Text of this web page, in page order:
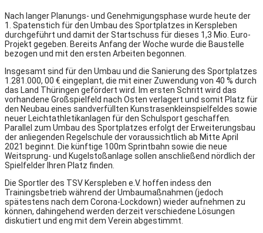
Nach langer Planungs- und Genehmigungsphase wurde heute der
1. Spatenstich für den Umbau des Sportplatzes in Kerspleben
durchgeführt und damit der Startschuss für dieses 1,3 Mio. Euro-
Projekt gegeben. Bereits Anfang der Woche wurde die Baustelle
bezogen und mit den ersten Arbeiten begonnen.
Insgesamt sind für den Umbau und die Sanierung des Sportplatzes
1.281.000, 00 € eingeplant, die mit einer Zuwendung von 40 % durch
das Land Thüringen gefördert wird. Im ersten Schritt wird das
vorhandene Großspielfeld nach Osten verlagert und somit Platz für
den Neubau eines sandverfüllten Kunstrasenkleinspielfeldes sowie
neuer Leichtathletikanlagen für den Schulsport geschaffen.
Parallel zum Umbau des Sportplatzes erfolgt der Erweiterungsbau
der anliegenden Regelschule der voraussichtlich ab Mitte April
2021 beginnt. Die künftige 100m Sprintbahn sowie die neue
Weitsprung- und Kugelstoßanlage sollen anschließend nördlich der
Spielfelder Ihren Platz finden.
Die Sportler des TSV Kerspleben e.V. hoffen indess den
Trainingsbetrieb während der Umbaumaßnahmen (jedoch
spätestens nach dem Corona-Lockdown) wieder aufnehmen zu
können, dahingehend werden derzeit verschiedene Lösungen
diskutiert und eng mit dem Verein abgestimmt.